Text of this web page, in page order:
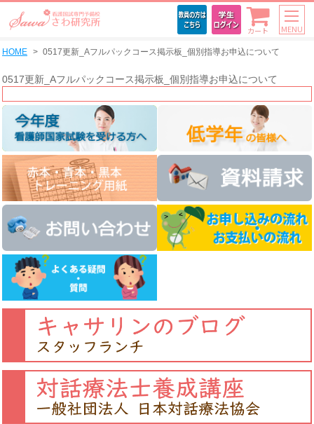
カート MENU
HOME 0517更新_Aフルパックコース掲示板_個別指導お申込について
0517更新_Aフルパックコース掲示板_個別指導お申込について